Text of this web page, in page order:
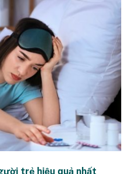
trẻ hiệu quả nhất